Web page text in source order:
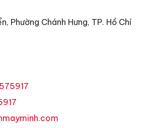
Phường Chánh Hưng, TP. Hồ Chí